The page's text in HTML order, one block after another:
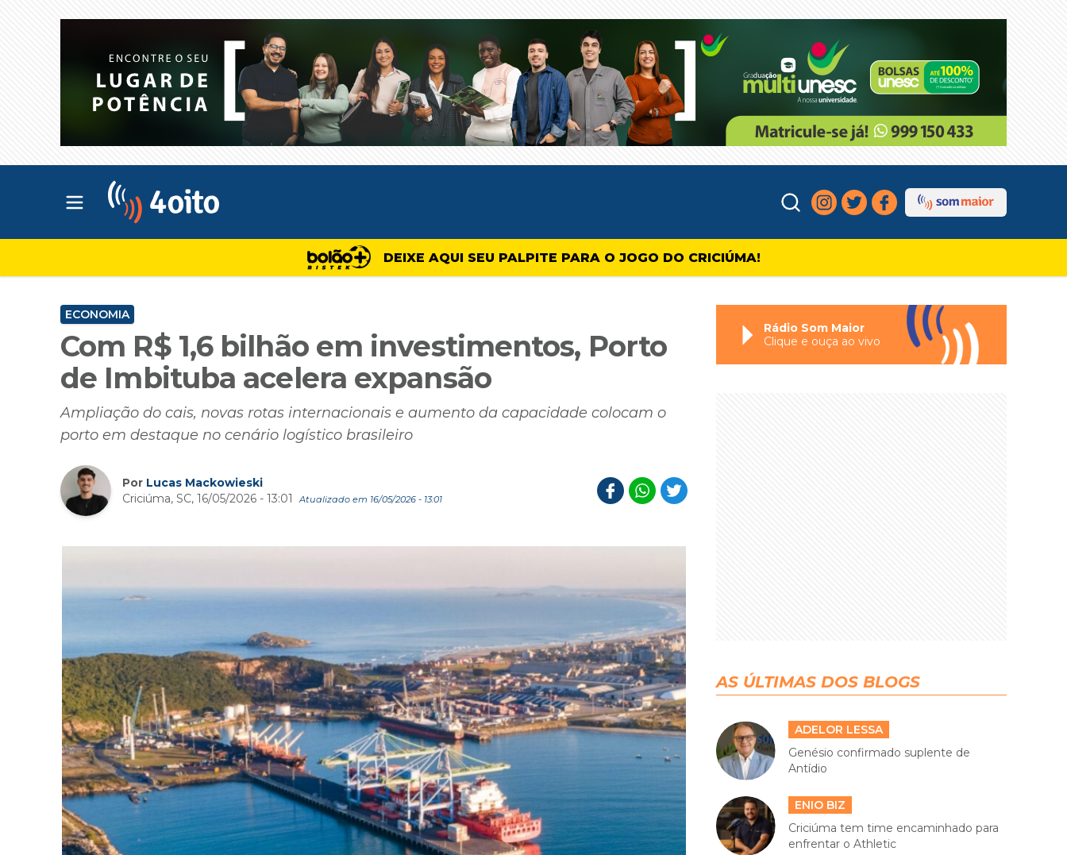
Abrir menu principal
DEIXE AQUI SEU PALPITE PARA O JOGO DO CRICIÚMA!
ECONOMIA
Com R$ 1,6 bilhão em investimentos, Porto
de Imbituba acelera expansão
Ampliação do cais, novas rotas internacionais e aumento da capacidade colocam o
porto em destaque no cenário logístico brasileiro
Por Lucas Mackowieski
Criciúma, SC, 16/05/2026 - 13:01
Atualizado em 16/05/2026 - 13:01
Rádio Som Maior
Clique e ouça ao vivo
AS ÚLTIMAS DOS BLOGS
ADELOR LESSA
Genésio confirmado suplente de
Antídio
ENIO BIZ
Criciúma tem time encaminhado para
enfrentar o Athletic